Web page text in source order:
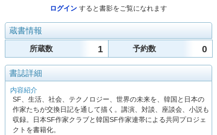
ログイン すると書影をご覧になれます
蔵書情報
所蔵数 1 予約数 0
書誌詳細
内容紹介
SF、生活、社会、テクノロジー、世界の未来を、韓国と日本の
作家たちが交換日記を通して描く。講演、対談、座談会、小説も
収録。日本SF作家クラブと韓国SF作家連帯による共同プロジェ
クトを書籍化。